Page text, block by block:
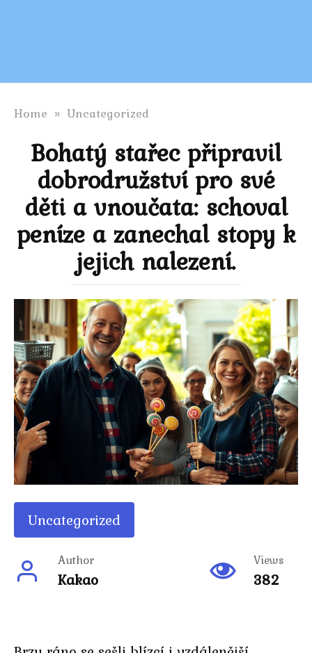
Home » Uncategorized
Bohatý stařec připravil
dobrodružství pro své
děti a vnoučata: schoval
peníze a zanechal stopy k
jejich nalezení.
Uncategorized
Author
Kakao
Views
382